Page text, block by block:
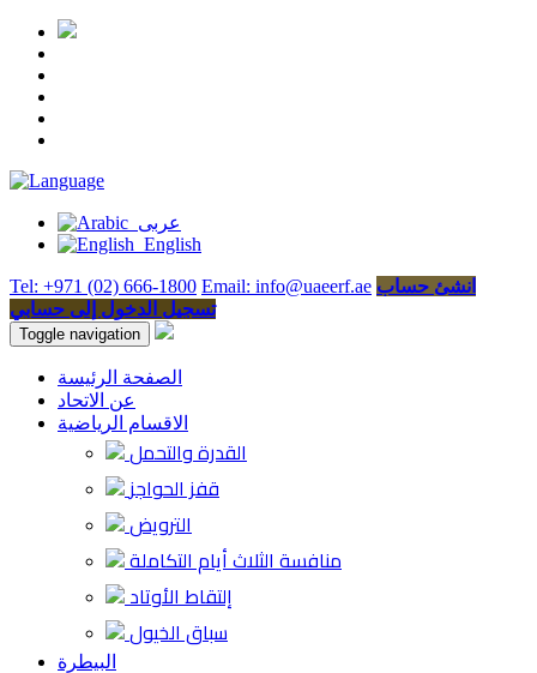
عربى
English
Tel: +971 (02) 666-1800 Email: info@uaeerf.ae انشئ حساب
تسجيل الدخول إلى حسابي
Toggle navigation
الصفحة الرئيسة
عن الاتحاد
الاقسام الرياضية
القدرة والتحمل
قفز الحواجز
الترويض
منافسة الثلاث أيام التكاملة
إلتقاط الأوتاد
سباق الخيول
البيطرة